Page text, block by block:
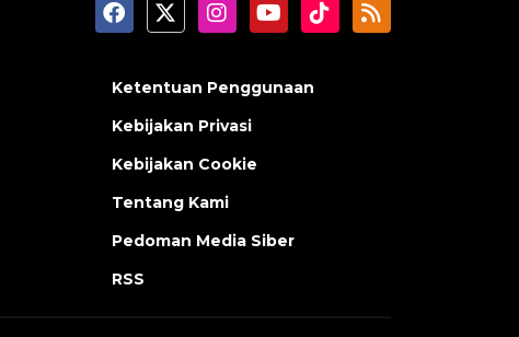
Ketentuan Penggunaan
Kebijakan Privasi
Kebijakan Cookie
Tentang Kami
Pedoman Media Siber
RSS